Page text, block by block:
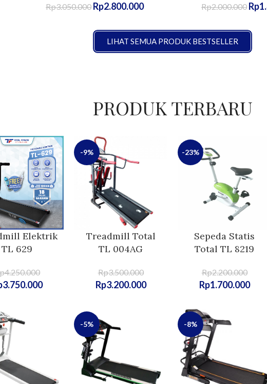
Rp3.050.000 Rp2.800.000 Rp2.000.000 Rp
LIHAT SEMUA PRODUK BESTSELLER
PRODUK TERBARU
Elektrik
TL 629
4.250.000
3.750.000
-9%
Treadmill Total
TL 004AG
Rp3.500.000
Rp3.200.000
-23%
Sepeda Statis
Total TL 8219
Rp2.200.000
Rp1.700.000
-5% -8%